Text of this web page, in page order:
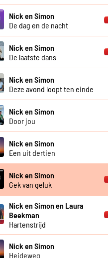
Nick en Simon
De dag en de nacht
Nick en Simon
De laatste dans
Nick en Simon
Deze avond loopt ten einde
Nick en Simon
Door jou
Nick en Simon
Een uit dertien
Nick en Simon
Gek van geluk
Nick en Simon en Laura
Beekman
Hartenstrijd
Nick en Simon
Heideweg